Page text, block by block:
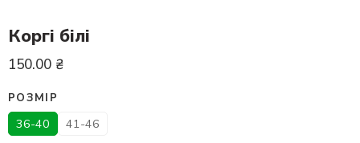
Коргі білі
150.00 ₴
РОЗМІР
36-40 41-46